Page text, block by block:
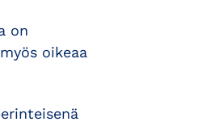
on
oikeaa